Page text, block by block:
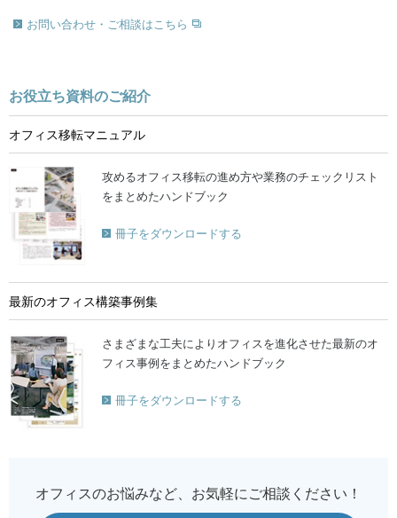
お問い合わせ・ご相談はこちら
お役立ち資料のご紹介
オフィス移転マニュアル
攻めるオフィス移転の進め方や業務のチェックリスト
をまとめたハンドブック
冊子をダウンロードする
最新のオフィス構築事例集
さまざまな工夫によりオフィスを進化させた最新のオ
フィス事例をまとめたハンドブック
冊子をダウンロードする
オフィスのお悩みなど、お気軽にご相談ください！